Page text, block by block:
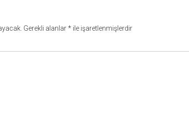
Gerekli alanlar*ile işaretlenmişlerdir